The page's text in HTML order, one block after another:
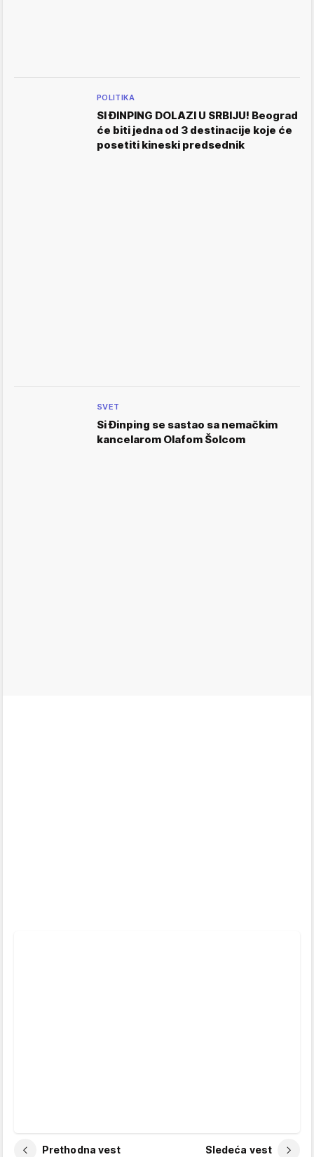
POLITIKA
SI ĐINPING DOLAZI U SRBIJU! Beograd
će biti jedna od 3 destinacije koje će
posetiti kineski predsednik
SVET
Si Đinping se sastao sa nemačkim
kancelarom Olafom Šolcom
Prethodna vest Sledeća vest